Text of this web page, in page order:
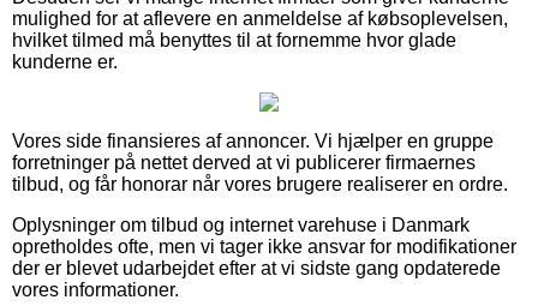
mulighed for at aflevere en anmeldelse af købsoplevelsen,
hvilket tilmed må benyttes til at fornemme hvor glade
kunderne er.
Vores side finansieres af annoncer. Vi hjælper en gruppe
forretninger på nettet derved at vi publicerer firmaernes
tilbud, og får honorar når vores brugere realiserer en ordre.
Oplysninger om tilbud og internet varehuse i Danmark
opretholdes ofte, men vi tager ikke ansvar for modifikationer
der er blevet udarbejdet efter at vi sidste gang opdaterede
vores informationer.